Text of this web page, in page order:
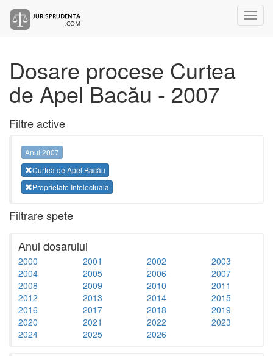
Dosare procese Curtea
de Apel Bacău - 2007
Filtre active
Anul 2007
Curtea de Apel Bacău
Proprietate Intelectuala
Filtrare spete
Anul dosarului
2000 2001 2002
2003
2004
2005 2006
2007
2008
2009 2010
2011
2012
2013 2014
2015
2016
2017 2018
2019
2020
2021 2022
2023
2024
2025 2026